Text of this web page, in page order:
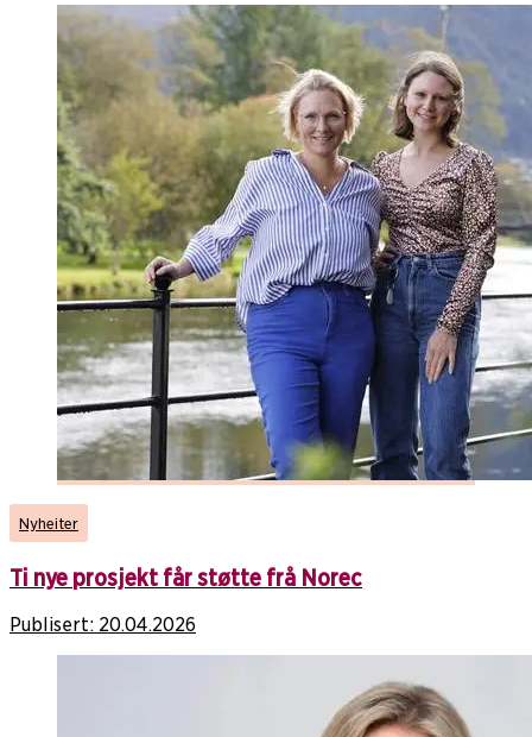
Nyheiter
Ti nye prosjekt får støtte frå Norec
Publisert: 20.04.2026